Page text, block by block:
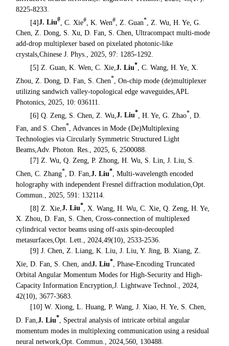
8225-8233.
[4]J. Liu# , C. Xie# , K. Wen# , Z. Guan* , Z. Wu, H. Ye, G.
Chen, Z. Dong, S. Xu, D. Fan, S. Chen, Ultracompact multi-mode
add-drop multiplexer based on pixelated photonic-like
crystals,Chinese J. Phys., 2025, 97: 1285-1292.
[5] Z. Guan, K. Wen, C. Xie,J. Liu*, C. Wang, H. Ye, X.
Zhou, Z. Dong, D. Fan, S. Chen* , On-chip mode (de)multiplexer
utilizing sandwich valley-topological edge waveguides, APL
Photonics , 2025, 10: 036111.
[6] Q. Zeng, S. Chen, Z. Wu,J. Liu* , H. Ye, G. Zhao* , D.
Fan, and S. Chen*, Advances in Mode (De)Multiplexing
Technologies via Circularly Symmetric Structured Light
Beams,Adv. Photon. Res., 2025, 6, 2500088.
[7] Z. Wu, Q. Zeng, P. Zhong, H. Wu, S. Lin, J. Liu, S.
Chen, C. Zhang* , D. Fan,J. Liu* , Multi-wavelength encoded
holography with independent Fresnel diffraction modulation,Opt.
Commun.
, 2025, 591: 132114.
[8] Z. Xie,J. Liu* , X. Wang, H. Wu, C. Xie, Q. Zeng, H. Ye,
X. Zhou, D. Fan, S. Chen, Cross-connection of multiplexed
cylindrical vector beams using off-axis spin-decoupled
metasurfaces,Opt. Lett., 2024,49(10), 2533-2536.
[9] J. Chen, Z. Liang, K. Liu, J. Liu, Y. Jing, B. Xiang, Z.
Xie, D. Fan, S. Chen, andJ. Liu* , Phase-Encoding Truncated
Orbital Angular Momentum Modes for High-Security and High-
Capacity Information Encryption,J. Lightwave Technol.
, 2024,
42(10), 3677-3683.
[10] W. Xiong, L. Huang, P. Wang, J. Xiao, H. Ye, S. Chen,
D. Fan,J. Liu* , Spectral analysis of intricate orbital angular
momentum modes in multiplexing communication using a residual
neural network,Opt. Commun.
, 2024,560, 130488.